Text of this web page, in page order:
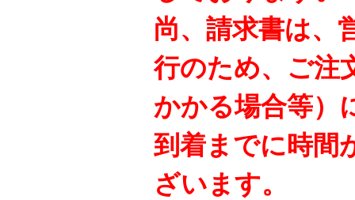
尚、請求書は、
行のため、ご注
かかる場合等）
到着までに時間
ざいます。